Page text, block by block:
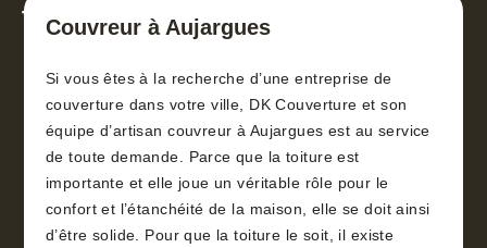
toiture 30
Couvreur à Aujargues
Si vous êtes à la recherche d’une entreprise de
couverture dans votre ville, DK Couverture et son
équipe d’artisan couvreur à Aujargues est au service
de toute demande. Parce que la toiture est
importante et elle joue un véritable rôle pour le
confort et l’étanchéité de la maison, elle se doit ainsi
d’être solide. Pour que la toiture le soit, il existe